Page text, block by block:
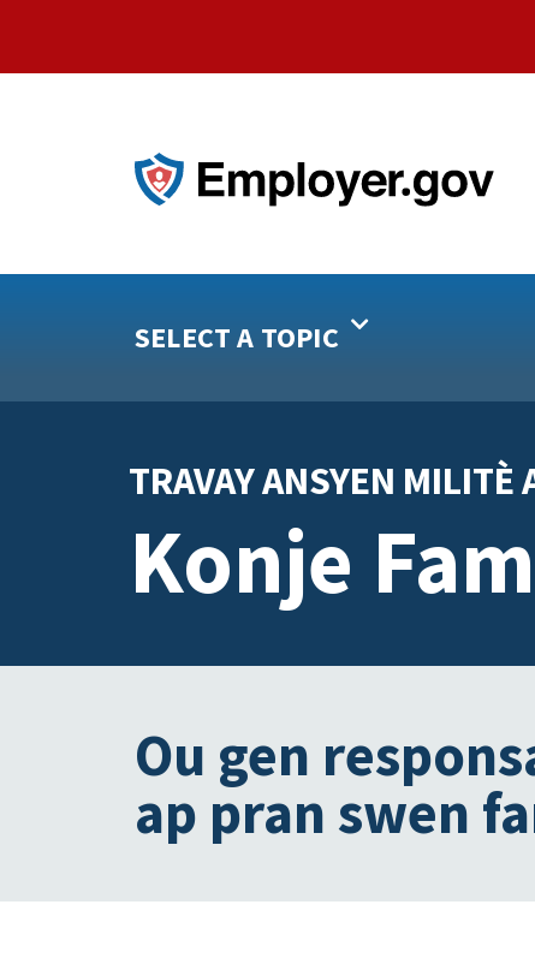
SELECT A TOPIC
TRAVAY ANSYEN MILITÈ
Konje
Ou gen
ap pran swen